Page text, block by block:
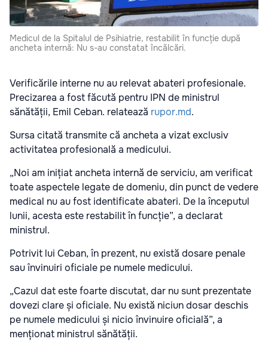
Medicul de la Spitalul de Psihiatrie, restabilit în funcție după
ancheta internă: Nu s-au constatat încălcări.
Verificările interne nu au relevat abateri profesionale.
Precizarea a fost făcută pentru IPN de ministrul
sănătății, Emil Ceban. relatează rupor.md.
Sursa citată transmite că ancheta a vizat exclusiv
activitatea profesională a medicului.
„Noi am inițiat ancheta internă de serviciu, am verificat
toate aspectele legate de domeniu, din punct de vedere
medical nu au fost identificate abateri. De la începutul
lunii, acesta este restabilit în funcție”, a declarat
ministrul.
Potrivit lui Ceban, în prezent, nu există dosare penale
sau învinuiri oficiale pe numele medicului.
„Cazul dat este foarte discutat, dar nu sunt prezentate
dovezi clare și oficiale. Nu există niciun dosar deschis
pe numele medicului și nicio învinuire oficială”, a
menționat ministrul sănătății.